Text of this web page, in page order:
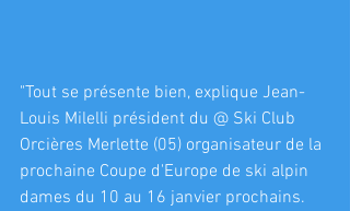
"Tout se présente bien, explique Jean-
Louis Milelli président du @ Ski Club
Orcières Merlette (05) organisateur de la
prochaine Coupe d'Europe de ski alpin
dames du 10 au 16 janvier prochains.